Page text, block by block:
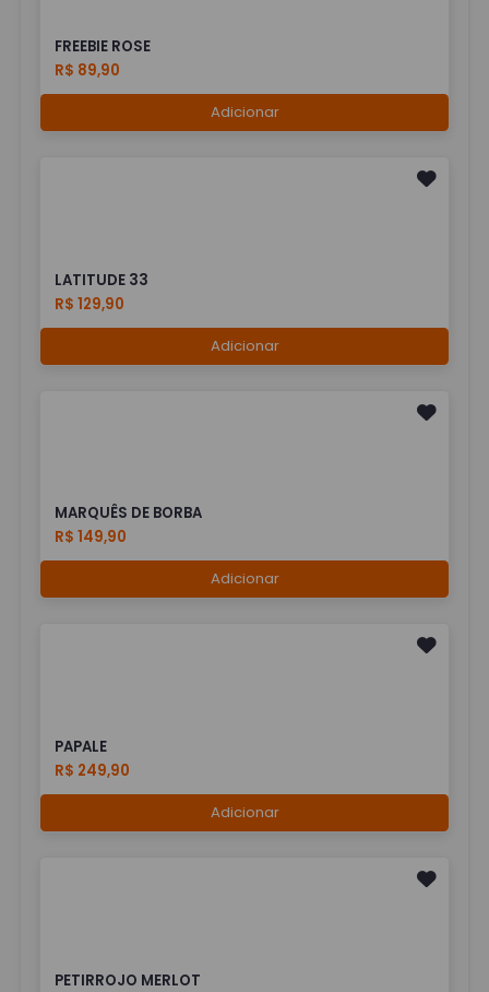
FREEBIE ROSE
R$ 89,90
Adicionar
LATITUDE 33
R$ 129,90
Adicionar
MARQUÊS DE BORBA
R$ 149,90
Adicionar
PAPALE
R$ 249,90
Adicionar
PETIRROJO MERLOT